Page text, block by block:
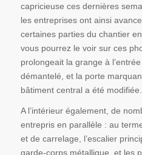
capricieuse ces dernières
les entreprises ont ainsi
certaines parties du chantier
vous pourrez le voir sur ces
prolongeait la grange à
démantelé, et la porte
bâtiment central a été modifiée.
A l’intérieur également, de
entrepris en parallèle : au
et de carrelage, l’escalier
garde-corps métallique, et les